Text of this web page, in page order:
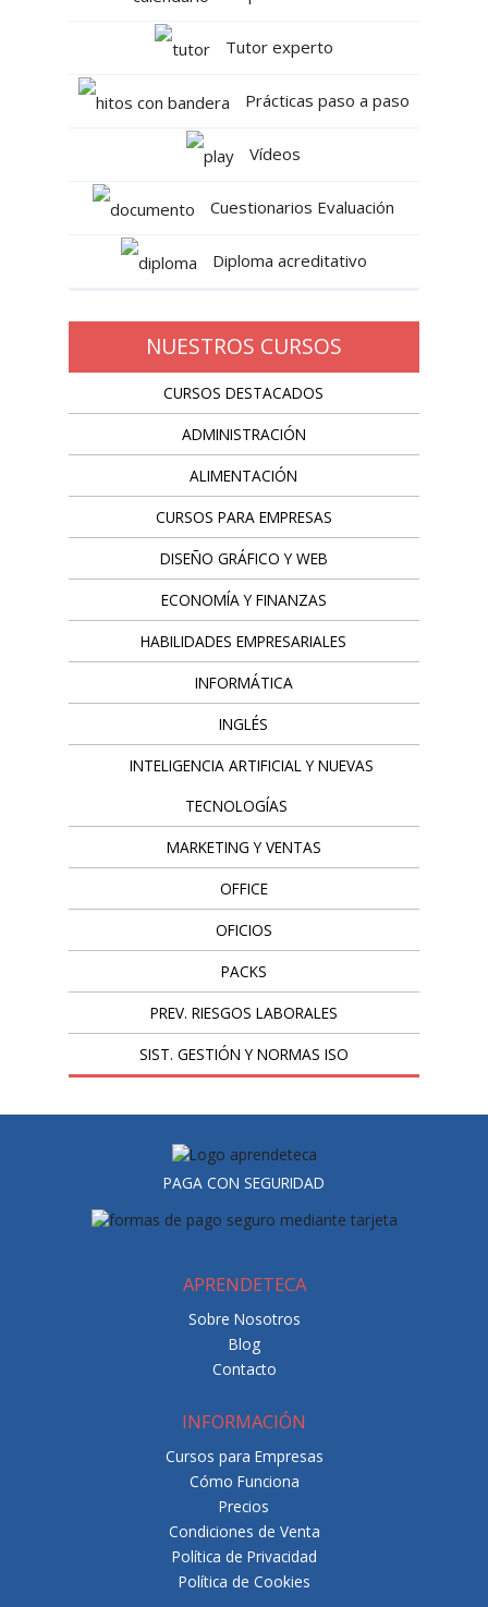
Tutor experto
Prácticas paso a paso
Vídeos
Cuestionarios Evaluación
Diploma acreditativo
NUESTROS CURSOS
CURSOS DESTACADOS
ADMINISTRACIÓN
ALIMENTACIÓN
CURSOS PARA EMPRESAS
DISEÑO GRÁFICO Y WEB
ECONOMÍA Y FINANZAS
HABILIDADES EMPRESARIALES
INFORMÁTICA
INGLÉS
INTELIGENCIA ARTIFICIAL Y NUEVAS
TECNOLOGÍAS
MARKETING Y VENTAS
OFFICE
OFICIOS
PACKS
PREV. RIESGOS LABORALES
SIST. GESTIÓN Y NORMAS ISO
PAGA CON SEGURIDAD
APRENDETECA
Sobre Nosotros
Blog
Contacto
INFORMACIÓN
Cursos para Empresas
Cómo Funciona
Precios
Condiciones de Venta
Política de Privacidad
Política de Cookies